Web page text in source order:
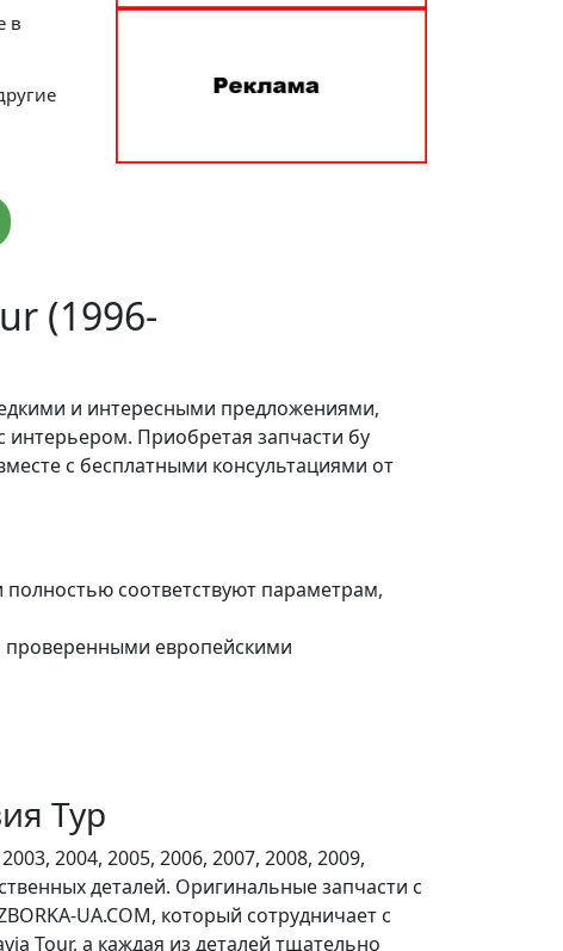
в
(1996-
и интересными предложениями,
интерьером. Приобретая запчасти бу
с бесплатными консультациями от
соответствуют параметрам,
проверенными европейскими
Тур
2004, 2005, 2006, 2007, 2008, 2009,
деталей. Оригинальные запчасти с
UA.COM, который сотрудничает с
Tour, а каждая из деталей тщательно